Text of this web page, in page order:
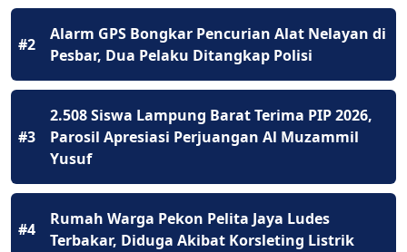
#2
Alarm GPS Bongkar Pencurian Alat Nelayan di
Pesbar, Dua Pelaku Ditangkap Polisi
#3
2.508 Siswa Lampung Barat Terima PIP 2026,
Parosil Apresiasi Perjuangan Al Muzammil
Yusuf
#4
Rumah Warga Pekon Pelita Jaya Ludes
Terbakar, Diduga Akibat Korsleting Listrik